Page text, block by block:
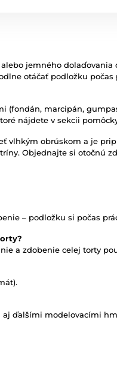
jemného
otáčať podložku
marcipán,
nájdete v sekcii
vlhkým obrúskom a je
Objednajte si otočnú
– podložku si počas
a zdobenie celej torty
aj ďalšími modelovacími